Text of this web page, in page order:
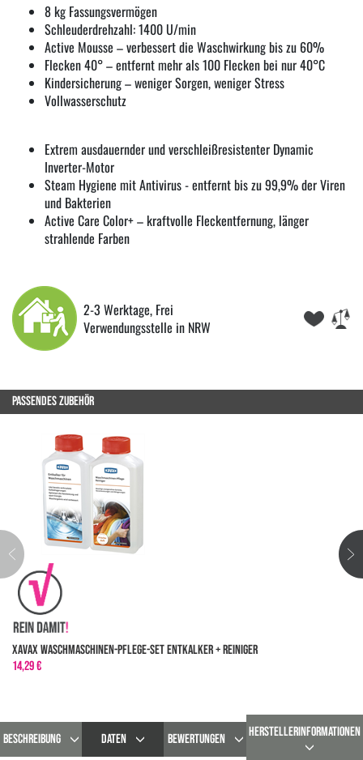
8 kg Fassungsvermögen
Schleuderdrehzahl: 1400 U/min
Active Mousse – verbessert die Waschwirkung bis zu 60%
Flecken 40° – entfernt mehr als 100 Flecken bei nur 40°C
Kindersicherung – weniger Sorgen, weniger Stress
Vollwasserschutz
Extrem ausdauernder und verschleißresistenter Dynamic
Inverter-Motor
Steam Hygiene mit Antivirus - entfernt bis zu 99,9% der Viren
und Bakterien
Active Care Color+ – kraftvolle Fleckentfernung, länger
strahlende Farben
2-3 Werktage, Frei
Verwendungsstelle in NRW
PASSENDES ZUBEHÖR
XavaX Waschmaschinen-Pflege-Set Entkalker + Reiniger
14,29 €
BESCHREIBUNG DATEN BEWERTUNGEN HERSTELLERINFORMATIONEN